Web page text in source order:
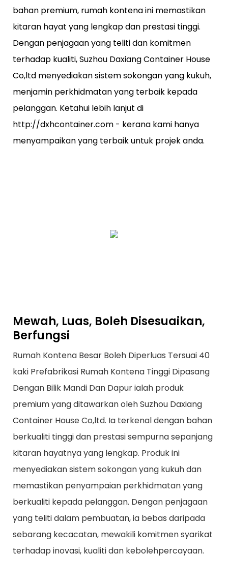
bahan premium, rumah kontena ini memastikan
kitaran hayat yang lengkap dan prestasi tinggi.
Dengan penjagaan yang teliti dan komitmen
terhadap kualiti, Suzhou Daxiang Container House
Co,ltd menyediakan sistem sokongan yang kukuh,
menjamin perkhidmatan yang terbaik kepada
pelanggan. Ketahui lebih lanjut di
http://dxhcontainer.com - kerana kami hanya
menyampaikan yang terbaik untuk projek anda.
Mewah, Luas, Boleh Disesuaikan,
Berfungsi
Rumah Kontena Besar Boleh Diperluas Tersuai 40
kaki Prefabrikasi Rumah Kontena Tinggi Dipasang
Dengan Bilik Mandi Dan Dapur ialah produk
premium yang ditawarkan oleh Suzhou Daxiang
Container House Co,ltd. Ia terkenal dengan bahan
berkualiti tinggi dan prestasi sempurna sepanjang
kitaran hayatnya yang lengkap. Produk ini
menyediakan sistem sokongan yang kukuh dan
memastikan penyampaian perkhidmatan yang
berkualiti kepada pelanggan. Dengan penjagaan
yang teliti dalam pembuatan, ia bebas daripada
sebarang kecacatan, mewakili komitmen syarikat
terhadap inovasi, kualiti dan kebolehpercayaan.